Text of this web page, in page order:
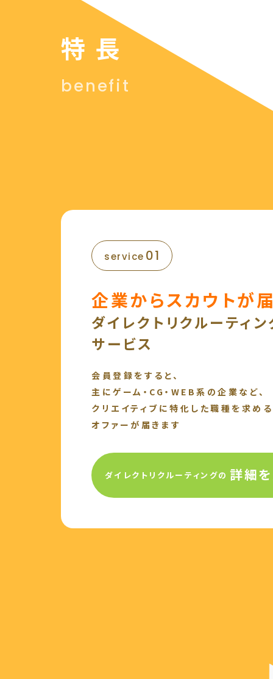
特長
benefit
service01
企業からスカウトが
ダイレクトリクルーティン
サービス
会員登録をすると、
主にゲーム・CG・WEB系の企業など、
クリエイティブに特化した職種を求め
オファーが届きます
ダイレクトリクルーティングの 詳細